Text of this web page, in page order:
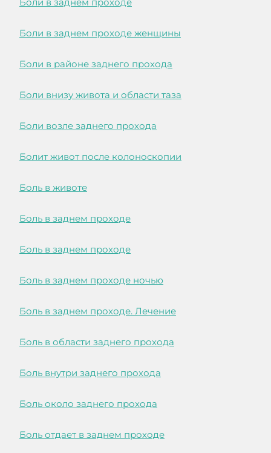
Боли в заднем проходе
Боли в заднем проходе женщины
Боли в районе заднего прохода
Боли внизу живота и области таза
Боли возле заднего прохода
Болит живот после колоноскопии
Боль в животе
Боль в заднем проходе
Боль в заднем проходе
Боль в заднем проходе ночью
Боль в заднем проходе. Лечение
Боль в области заднего прохода
Боль внутри заднего прохода
Боль около заднего прохода
Боль отдает в заднем проходе